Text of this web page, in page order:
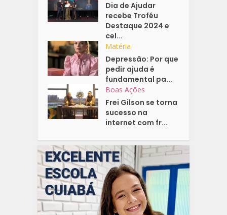
Dia de Ajudar
recebe Troféu
Destaque 2024 e
cel...
Matéria
Depressão: Por que
pedir ajuda é
fundamental pa...
Boas Ações
Frei Gilson se torna
sucesso na
internet com fr...